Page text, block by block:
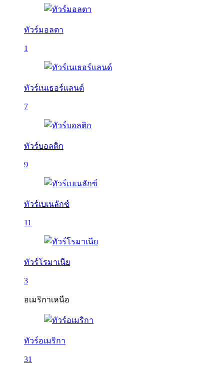
ทัวร์มอลตา
1
ทัวร์เนเธอร์แลนด์
7
ทัวร์บอลติก
9
ทัวร์เบเนลักซ์
11
ทัวร์โรมาเนีย
3
อเมริกาเหนือ
ทัวร์อเมริกา
31